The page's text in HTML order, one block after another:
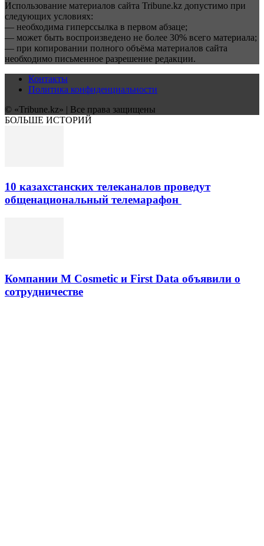
Использование материалов сайта Tribune.kz допустимо при
следующих условиях:
— необходима гиперссылка в первом абзаце;
— может быть воспроизведено не более 30% всего материала;
— при копировании полного объёма материалов сайта
необходимо письменное разрешение редакции.
Контакты
Политика конфиденциальности
© «Tribune.kz» | Все права защищены
БОЛЬШЕ ИСТОРИЙ
10 казахстанских телеканалов проведут
общенациональный телемарафон
Компании M Cosmetic и First Data объявили о
сотрудничестве